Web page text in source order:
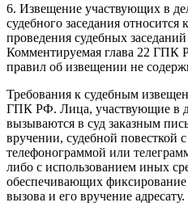
6. Извещение участвующих в
судебного заседания
проведения судебных
Комментируемая глава 22 ГПК
правил об извещении не
Требования к судебным
ГПК РФ. Лица, участвующие в
вызываются в суд заказным
вручении, судебной повесткой
телефонограммой или
либо с использованием иных
обеспечивающих
вызова и его вручение адресату.